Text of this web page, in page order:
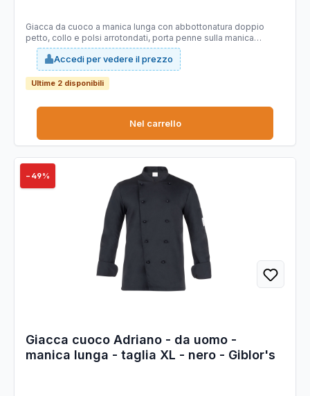
Giacca da cuoco a manica lunga con abbottonatura doppio
petto, collo e polsi arrotondati, porta penne sulla manica
sinistra. Vestibilità Slim Fit e bottoni estraibili sulla pettorina
davanti. Realizzata in tessuto 65% poliestere 35% cotone nella
variante nera. Ha la variante manica corta nella giacca
Tommaso. Taglie: XS, S, M, L, XL, XXL, 3XL, 4XL, 5XL
Accedi per vedere il prezzo
Ultime 2 disponibili
Nel carrello
−49%
Giacca cuoco Adriano - da uomo -
manica lunga - taglia XL - nero - Giblor's